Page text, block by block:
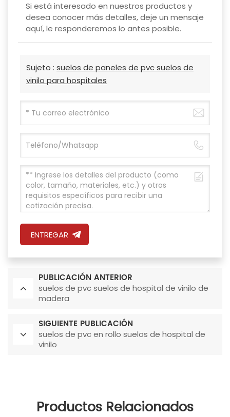
Si está interesado en nuestros productos y
desea conocer más detalles, deje un mensaje
aquí, le responderemos lo antes posible.
Sujeto : suelos de paneles de pvc suelos de
vinilo para hospitales
ENTREGAR
PUBLICACIÓN ANTERIOR
suelos de pvc suelos de hospital de vinilo de
madera
SIGUIENTE PUBLICACIÓN
suelos de pvc en rollo suelos de hospital de
vinilo
Productos Relacionados